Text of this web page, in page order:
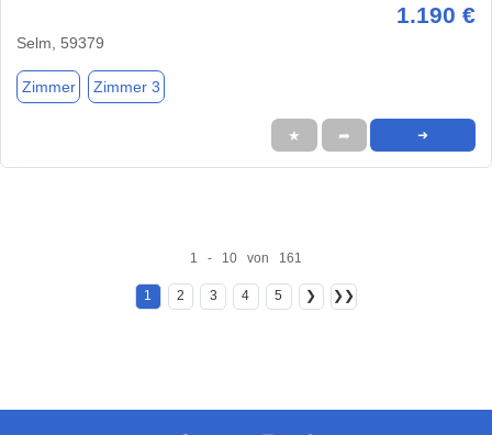
1.190 €
Selm, 59379
Zimmer Zimmer 3
★ ➦ ➜
1 - 10 von 161
1 2 3 4 5 ❯ ❯❯